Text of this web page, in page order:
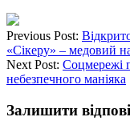
Previous Post:
«Сікеру» – медовий
Next Post: Соцмережі
небезпечного маніяка
Залишити